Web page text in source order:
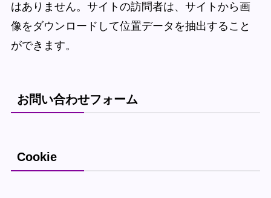
はありません。サイトの訪問者は、サイトから画
像をダウンロードして位置データを抽出すること
ができます。
お問い合わせフォーム
Cookie